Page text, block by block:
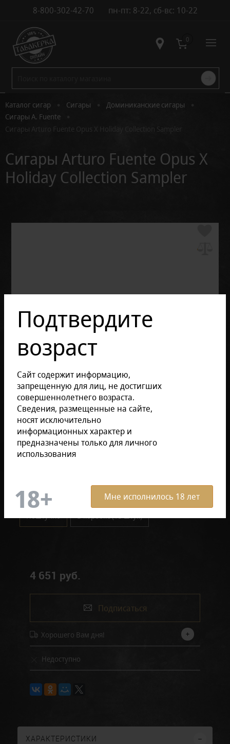
8-800-302-42-70 пн-пт: 8-22, сб-вс: 10-22
Контакты 0
Каталог сигар Сигары Доминиканские сигары
Сигары A. Fuente
Сигары Arturo Fuente Opus X Holiday Collection Sampler
Сигары Arturo Fuente Opus X
Holiday Collection Sampler
Подтвердите
возраст
Сайт содержит информацию,
запрещенную для лиц, не достигших
совершеннолетнего возраста.
Сведения, размещенные на сайте,
носят исключительно
информационных характер и
предназначены только для личного
использования
Мне исполнилось 18 лет
Размер продукции:
Поштучно В коробке (15 штук)
4 651 руб.
Подписаться
Хорошего Вам дня!
Недоступно
ХАРАКТЕРИСТИКИ